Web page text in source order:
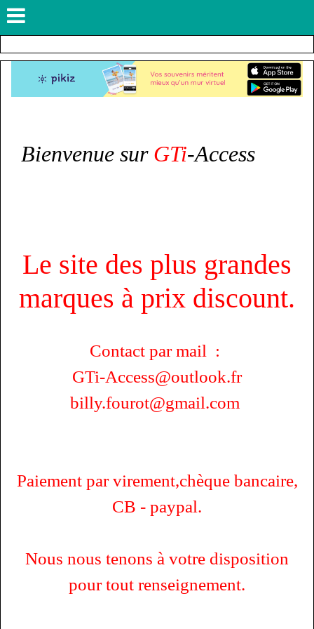
Bienvenue sur GTi-Accesscom
Le site des plus grandes
marques à prix discount.
Contact par mail :
GTi-Access@outlook.fr
billy.fourot@gmail.com
Paiement par virement,chèque bancaire,
CB - paypal.
Nous nous tenons à votre disposition
pour tout renseignement.